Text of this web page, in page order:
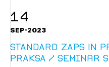
dostopate, se je
14
SEP-2023
STANDARD ZAPS IN
PRAKSA / Seminar